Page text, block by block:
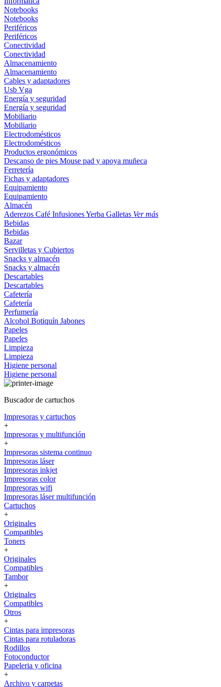
Notebooks
Notebooks
Periféricos
Periféricos
Conectividad
Conectividad
Almacenamiento
Almacenamiento
Cables y adaptadores
Usb Vga
Energía y seguridad
Energía y seguridad
Mobiliario
Mobiliario
Electrodomésticos
Electrodomésticos
Productos ergonómicos
Descanso de pies Mouse pad y apoya muñeca
Ferretería
Fichas y adaptadores
Equipamiento
Equipamiento
Almacén
Aderezos Café InfusionesYerba Galletas Ver más
Bebidas
Bebidas
Bazar
Servilletas y Cubiertos
Snacks y almacén
Snacks y almacén
Descartables
Descartables
Cafetería
Cafetería
Perfumería
Alcohol Botiquín Jabones
Papeles
Papeles
Limpieza
Limpieza
Higiene personal
Higiene personal
Buscador de cartuchos
Impresoras y cartuchos
+
Impresoras y multifunción
+
Impresoras sistema continuo
Impresoras láser
Impresoras inkjet
Impresoras color
Impresoras wifi
Impresoras láser multifunción
Cartuchos
+
Originales
Compatibles
Toners
+
Originales
Compatibles
Tambor
+
Originales
Compatibles
Otros
+
Cintas para impresoras
Cintas para rotuladoras
Rodillos
Fotoconductor
Papeleria y oficina
+
Archivo y carpetas